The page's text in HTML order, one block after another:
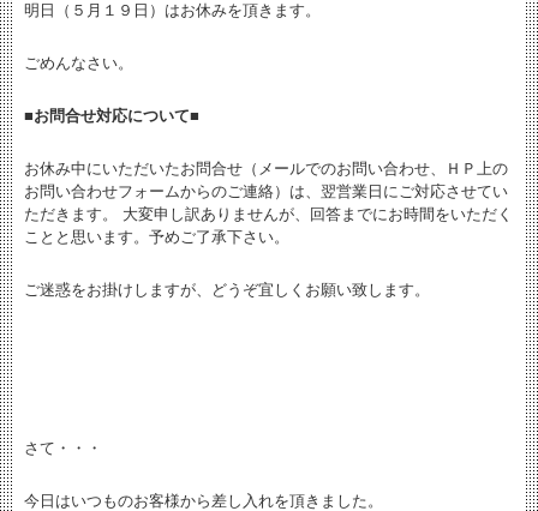
明日（５月１９日）はお休みを頂きます。
ごめんなさい。
■お問合せ対応について■
お休み中にいただいたお問合せ（メールでのお問い合わせ、ＨＰ上の
お問い合わせフォームからのご連絡）は、翌営業日にご対応させてい
ただきます。 大変申し訳ありませんが、回答までにお時間をいただく
ことと思います。予めご了承下さい。
ご迷惑をお掛けしますが、どうぞ宜しくお願い致します。
さて・・・
今日はいつものお客様から差し入れを頂きました。